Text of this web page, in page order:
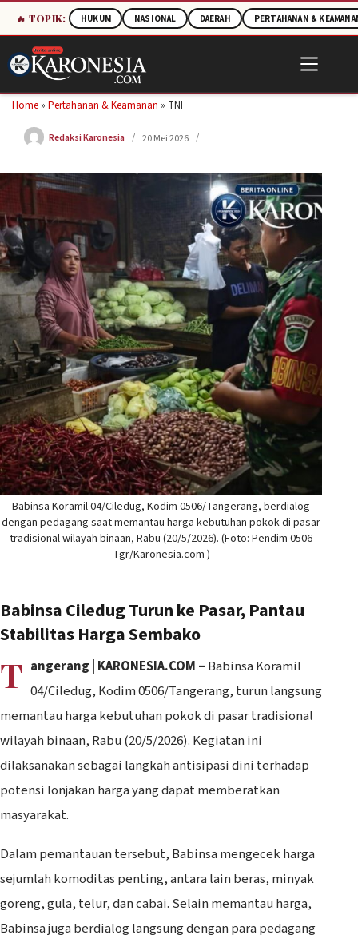
🔥 TOPIK: HUKUM NASIONAL DAERAH PERTAHANAN &
to
content
Home » Pertahanan & Keamanan » TNI
Redaksi Karonesia 20 Mei 2026
Babinsa Koramil 04/Ciledug, Kodim 0506/Tangerang, berdialog
dengan pedagang saat memantau harga kebutuhan pokok di pasar
tradisional wilayah binaan, Rabu (20/5/2026). (Foto: Pendim 0506
Tgr/Karonesia.com )
Babinsa Ciledug Turun ke Pasar, Pantau
Stabilitas Harga Sembako
T angerang | KARONESIA.COM – Babinsa Koramil
04/Ciledug, Kodim 0506/Tangerang, turun langsung
memantau harga kebutuhan pokok di pasar tradisional
wilayah binaan, Rabu (20/5/2026). Kegiatan ini
dilaksanakan sebagai langkah antisipasi dini terhadap
potensi lonjakan harga yang dapat memberatkan
masyarakat.
Dalam pemantauan tersebut, Babinsa mengecek harga
sejumlah komoditas penting, antara lain beras, minyak
goreng, gula, telur, dan cabai. Selain memantau harga,
Babinsa juga berdialog langsung dengan para pedagang